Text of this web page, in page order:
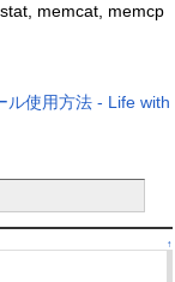
memcat, memcp
ル使用方法 - Life with
↑